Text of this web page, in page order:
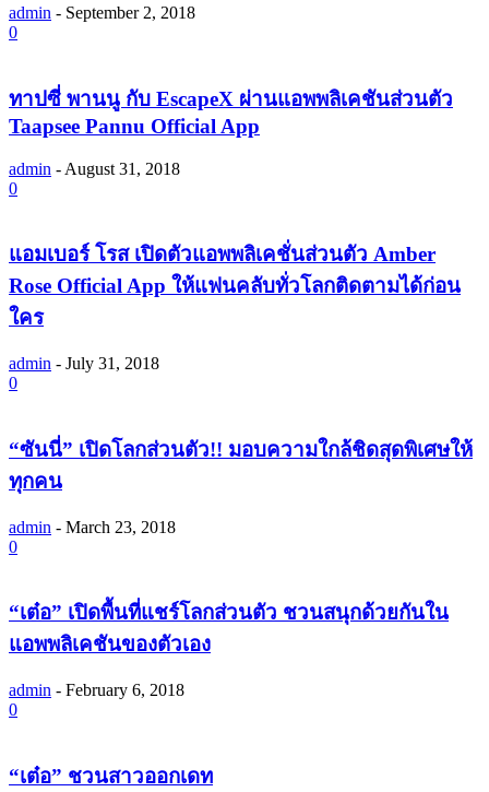
admin - September 2, 2018
0
ทาปซี่ พานนู กับ EscapeX ผ่านแอพพลิเคชันส่วนตัว
Taapsee Pannu Official App
admin - August 31, 2018
0
แอมเบอร์ โรส เปิดตัวแอพพลิเคชั่นส่วนตัว Amber
Rose Official App ให้แฟนคลับทั่วโลกติดตามได้ก่อน
ใคร
admin - July 31, 2018
0
“ซันนี่” เปิดโลกส่วนตัว!! มอบความใกล้ชิดสุดพิเศษให้
ทุกคน
admin - March 23, 2018
0
“เต๋อ” เปิดพื้นที่แชร์โลกส่วนตัว ชวนสนุกด้วยกันใน
แอพพลิเคชันของตัวเอง
admin - February 6, 2018
0
“เต๋อ” ชวนสาวออกเดท